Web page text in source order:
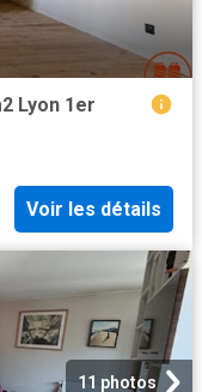
Lyon 1er
Voir les détails
11 photos